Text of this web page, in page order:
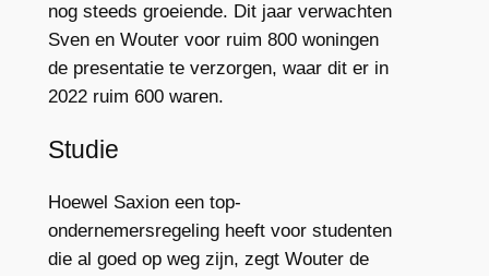
nog steeds groeiende. Dit jaar verwachten
Sven en Wouter voor ruim 800 woningen
de presentatie te verzorgen, waar dit er in
2022 ruim 600 waren.
Studie
Hoewel Saxion een top-
ondernemersregeling heeft voor studenten
die al goed op weg zijn, zegt Wouter de